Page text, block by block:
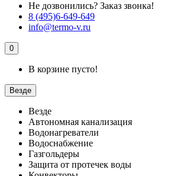
Не дозвонились? Заказ звонка!
8 (495)6-649-649
info@termo-v.ru
0
В корзине пусто!
Везде
Везде
Автономная канализация
Водонагреватели
Водоснабжение
Газгольдеры
Защита от протечек воды